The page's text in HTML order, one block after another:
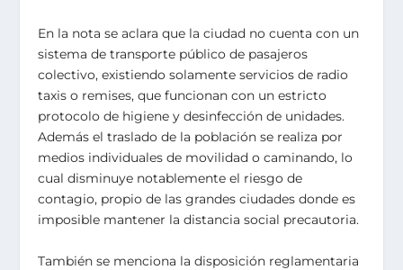
En la nota se aclara que la ciudad no cuenta con un
sistema de transporte público de pasajeros
colectivo, existiendo solamente servicios de radio
taxis o remises, que funcionan con un estricto
protocolo de higiene y desinfección de unidades.
Además el traslado de la población se realiza por
medios individuales de movilidad o caminando, lo
cual disminuye notablemente el riesgo de
contagio, propio de las grandes ciudades donde es
imposible mantener la distancia social precautoria.
También se menciona la disposición reglamentaria